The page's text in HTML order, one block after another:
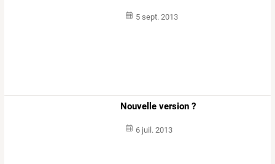
5 sept. 2013
Nouvelle version ?
6 juil. 2013